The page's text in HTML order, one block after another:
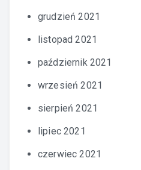
grudzień 2021
listopad 2021
październik 2021
wrzesień 2021
sierpień 2021
lipiec 2021
czerwiec 2021